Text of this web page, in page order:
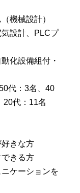
機械設計）
気設計、PLCプ
化設備組付・
代：3名、40
20代：11名
好きな方
できる方
ニケーションを